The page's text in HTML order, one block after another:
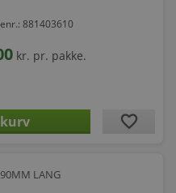
881403610
kr. pr. pakke.
favorite
90MM LANG